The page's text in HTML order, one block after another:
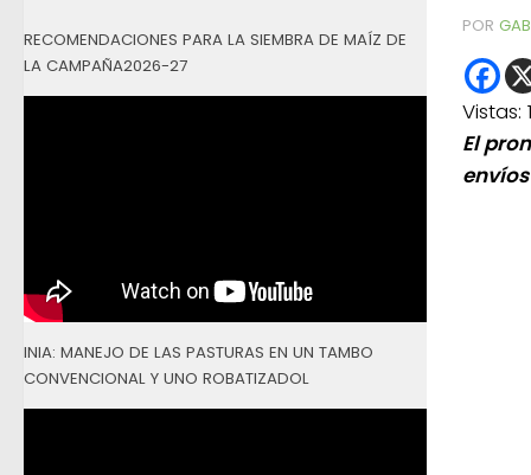
POR
Vistas:
El
RECOMENDACIONES PARA LA SIEMBRA DE MAÍZ DE
LA CAMPAÑA2026-27
INIA: MANEJO DE LAS PASTURAS EN UN TAMBO
CONVENCIONAL Y UNO ROBATIZADOL